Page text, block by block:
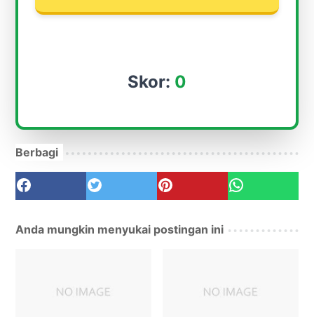
Skor: 0
Berbagi
Anda mungkin menyukai postingan ini